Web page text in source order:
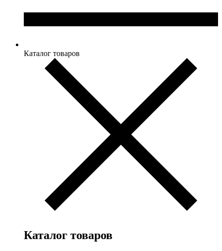
Каталог товаров
Каталог товаров